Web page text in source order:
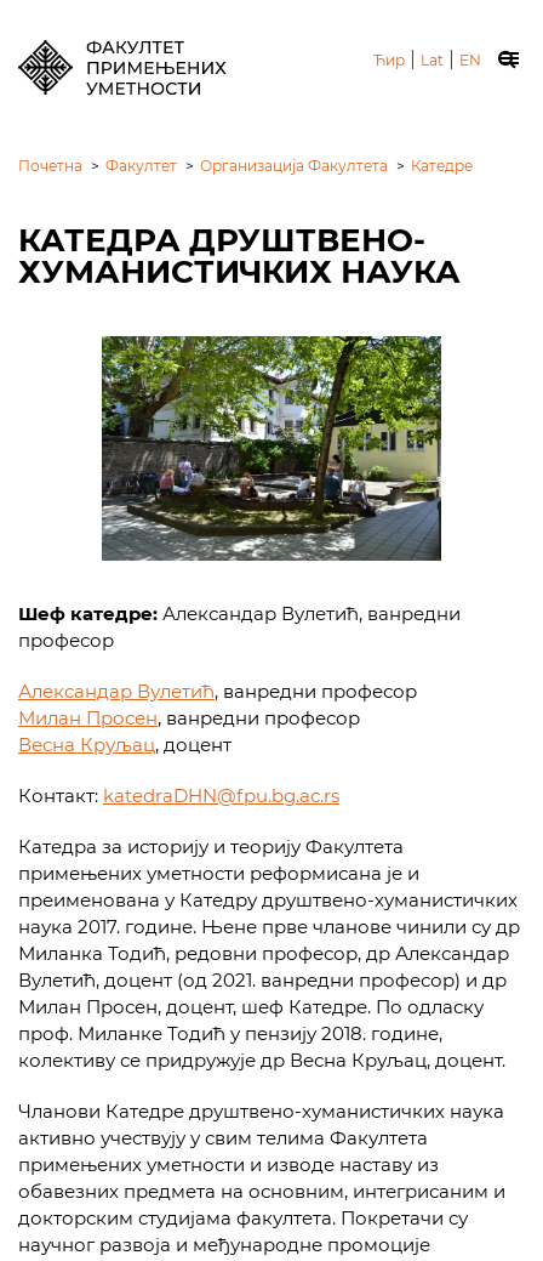
Ћир Lat EN
Почетна > Факултет > Организација Факултета > Катедре
КАТЕДРА ДРУШТВЕНО-
ХУМАНИСТИЧКИХ НАУКА
Шеф катедре: Александар Вулетић, ванредни
професор
Александар Вулетић, ванредни професор
Милан Просен, ванредни професор
Весна Круљац, доцент
Контакт: katedraDHN@fpu.bg.ac.rs
Катедра за историју и теорију Факултета
примењених уметности реформисана је и
преименована у Катедру друштвено-хуманистичких
наука 2017. године. Њене прве чланове чинили су др
Миланка Тодић, редовни професор, др Александар
Вулетић, доцент (од 2021. ванредни професор) и др
Милан Просен, доцент, шеф Катедре. По одласку
проф. Миланке Тодић у пензију 2018. године,
колективу се придружује др Весна Круљац, доцент.
Чланови Катедре друштвено-хуманистичких наука
активно учествују у свим телима Факултета
примењених уметности и изводе наставу из
обавезних предмета на основним, интегрисаним и
докторским студијама факултета. Покретачи су
научног развоја и међународне промоције